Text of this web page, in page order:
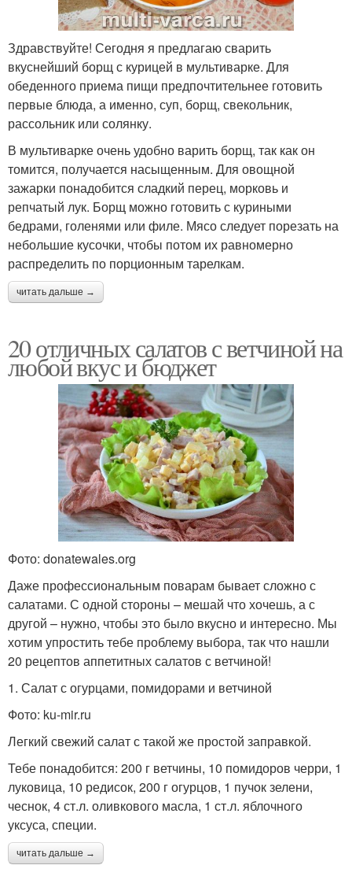
Здравствуйте! Сегодня я предлагаю сварить
вкуснейший борщ с курицей в мультиварке. Для
обеденного приема пищи предпочтительнее готовить
первые блюда, а именно, суп, борщ, свекольник,
рассольник или солянку.
В мультиварке очень удобно варить борщ, так как он
томится, получается насыщенным. Для овощной
зажарки понадобится сладкий перец, морковь и
репчатый лук. Борщ можно готовить с куриными
бедрами, голенями или филе. Мясо следует порезать на
небольшие кусочки, чтобы потом их равномерно
распределить по порционным тарелкам.
читать дальше →
20 отличных салатов с ветчиной на
любой вкус и бюджет
Фото: donatewales.org
Даже профессиональным поварам бывает сложно с
салатами. С одной стороны – мешай что хочешь, а с
другой – нужно, чтобы это было вкусно и интересно. Мы
хотим упростить тебе проблему выбора, так что нашли
20 рецептов аппетитных салатов с ветчиной!
1. Салат с огурцами, помидорами и ветчиной
Фото: ku-mir.ru
Легкий свежий салат с такой же простой заправкой.
Тебе понадобится: 200 г ветчины, 10 помидоров черри, 1
луковица, 10 редисок, 200 г огурцов, 1 пучок зелени,
чеснок, 4 ст.л. оливкового масла, 1 ст.л. яблочного
уксуса, специи.
читать дальше →